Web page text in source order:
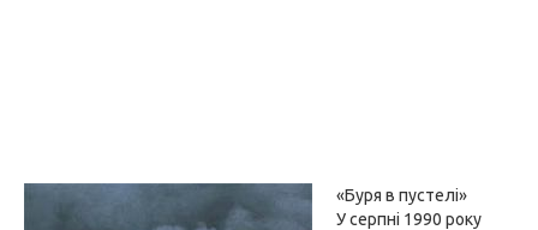
«Буря в пустелі»
У серпні 1990 року